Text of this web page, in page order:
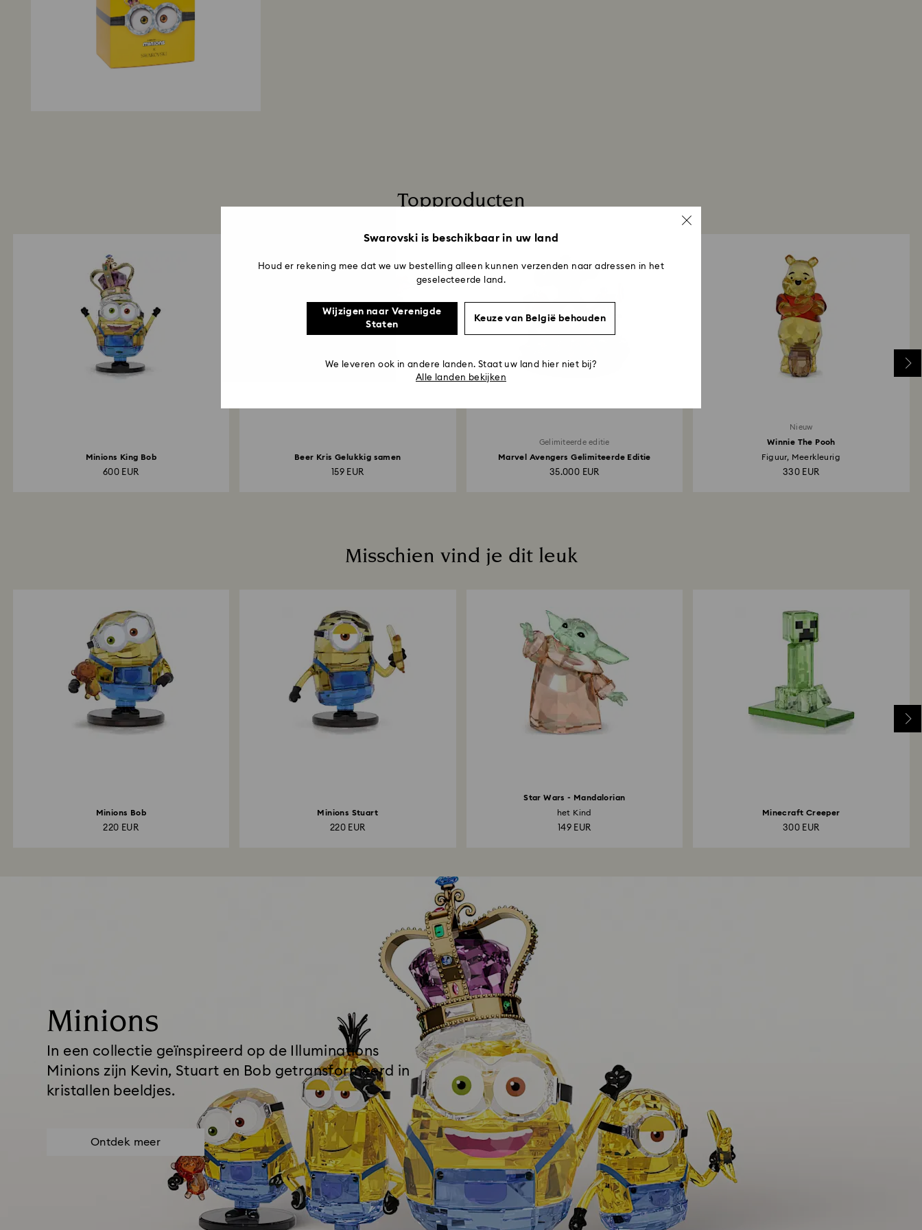
Topproducten
Minions King Bob
600 EUR
Beer Kris Gelukkig samen
159 EUR
Gelimiteerde editie
Marvel Avengers Gelimiteerde Editie
35.000 EUR
Nieuw
Winnie The Pooh
Figuur, Meerkleurig
330 EUR
Misschien vind je dit leuk
Minions Bob
220 EUR
Minions Stuart
220 EUR
Star Wars - Mandalorian
het Kind
149 EUR
Minecraft Creeper
300 EUR
Minions
In een collectie geïnspireerd op de Illuminations
Minions zijn Kevin, Stuart en Bob getransformeerd in
kristallen beeldjes.
Ontdek meer
Swarovski is beschikbaar in uw land
Houd er rekening mee dat we uw bestelling alleen kunnen verzenden naar adressen in het
geselecteerde land.
Wijzigen naar Verenigde
Staten
Keuze van België behouden
We leveren ook in andere landen. Staat uw land hier niet bij?
Alle landen bekijken